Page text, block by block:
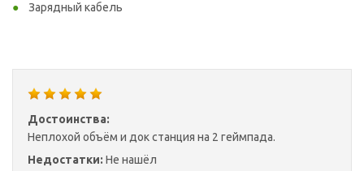
Зарядный кабель
Достоинства:
Неплохой объём и док станция на 2 геймпада.
Недостатки: Не нашёл